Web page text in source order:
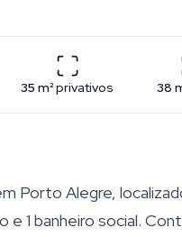
35 m²privativos 38
Porto Alegre,
e 1 banheiro social.